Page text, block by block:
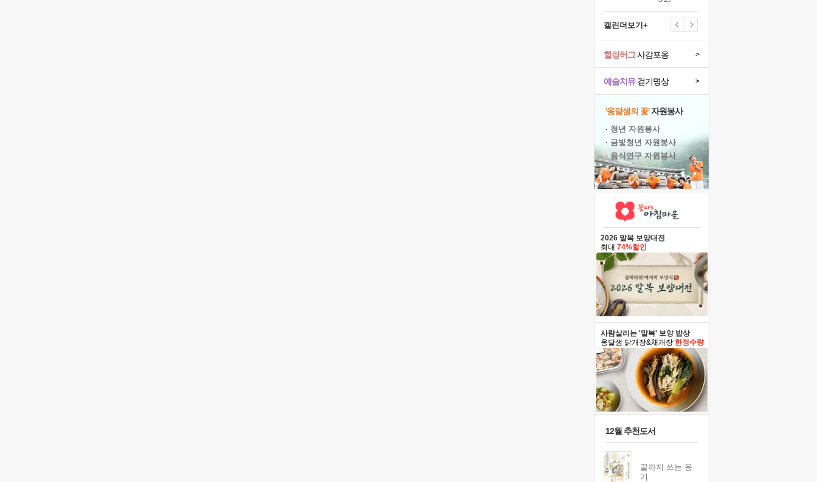
캘린더보기+
예술치유걷기명상 >
힐링허그사감포옹 >
'옹달샘의 꽃'자원봉사
· 청년 자원봉사
· 금빛청년 자원봉사
· 음식연구 자원봉사
2026 말복 보양대전
최대 74%할인
사람살리는 '말복' 보양 밥상
옹달샘 닭개장&채개장 한정수량
12월 추천도서
끝까지 쓰는 용
기